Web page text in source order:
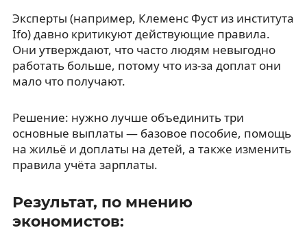
Эксперты (например, Клеменс Фуст из института
Ifo) давно критикуют действующие правила.
Они утверждают, что часто людям невыгодно
работать больше, потому что из-за доплат они
мало что получают.
Решение: нужно лучше объединить три
основные выплаты — базовое пособие, помощь
на жильё и доплаты на детей, а также изменить
правила учёта зарплаты.
Результат, по мнению
экономистов: